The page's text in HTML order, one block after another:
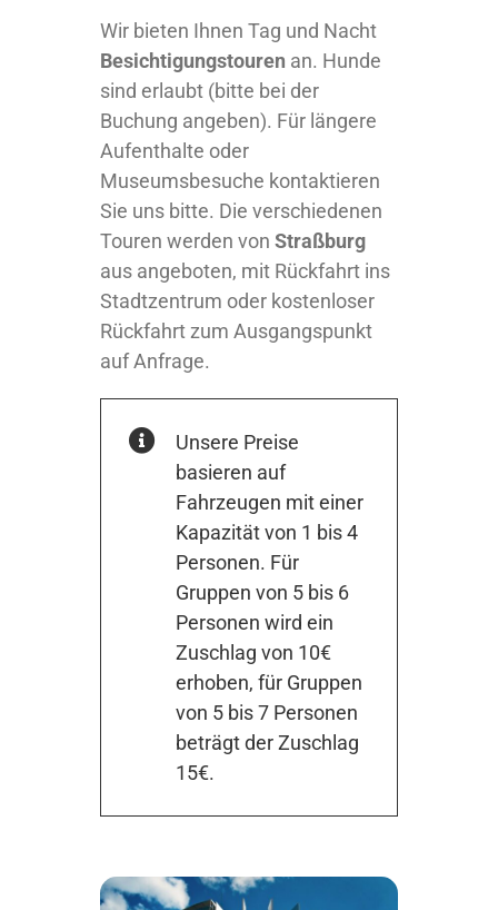
Wir bieten Ihnen Tag und Nacht
Besichtigungstouren an. Hunde
sind erlaubt (bitte bei der
Buchung angeben). Für längere
Aufenthalte oder
Museumsbesuche kontaktieren
Sie uns bitte. Die verschiedenen
Touren werden von Straßburg
aus angeboten, mit Rückfahrt ins
Stadtzentrum oder kostenloser
Rückfahrt zum Ausgangspunkt
auf Anfrage.
Unsere Preise
basieren auf
Fahrzeugen mit einer
Kapazität von 1 bis 4
Personen. Für
Gruppen von 5 bis 6
Personen wird ein
Zuschlag von 10€
erhoben, für Gruppen
von 5 bis 7 Personen
beträgt der Zuschlag
15€.